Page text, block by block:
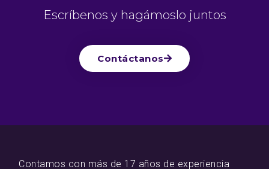
Escríbenos y hagámoslo juntos
Contáctanos
Contamos con más de 17 años de experiencia